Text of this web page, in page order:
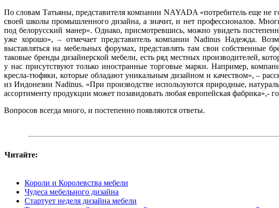
По словам Татьяны, представителя компании NAYADA «потребитель еще не
своей школы промышленного дизайна, а значит, и нет профессионалов.
под белорусский манер». Однако, присмотревшись, можно увидеть
уже хорошо», – отмечает представитель компании Nadinus Надежда.
выставляться на мебельных форумах, представлять там свои собственные
таковые бренды дизайнерской мебели, есть ряд местных производителей,
у нас присутствуют только иностранные торговые марки. Например,
кресла-тюфяки, которые обладают уникальным дизайном и качеством», –
из Индонезии Nadinus. «При производстве используются природные,
ассортименту продукции может позавидовать любая европейская фабрика»,-
Вопросов всегда много, и постепенно появляются ответы.
Читайте:
Короли и Королевства мебели
Чудеса мебельного дизайна
Стартует неделя дизайна мебели